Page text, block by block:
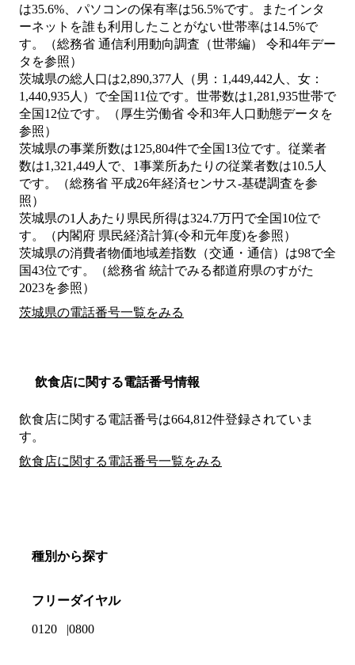
は35.6%、パソコンの保有率は56.5%です。またインタ
ーネットを誰も利用したことがない世帯率は14.5%で
す。（総務省 通信利用動向調査（世帯編） 令和4年デー
タを参照）
茨城県の総人口は2,890,377人（男：1,449,442人、女：
1,440,935人）で全国11位です。世帯数は1,281,935世帯で
全国12位です。（厚生労働省 令和3年人口動態データを
参照）
茨城県の事業所数は125,804件で全国13位です。従業者
数は1,321,449人で、1事業所あたりの従業者数は10.5人
です。（総務省 平成26年経済センサス‐基礎調査を参
照）
茨城県の1人あたり県民所得は324.7万円で全国10位で
す。（内閣府 県民経済計算(令和元年度)を参照）
茨城県の消費者物価地域差指数（交通・通信）は98で全
国43位です。（総務省 統計でみる都道府県のすがた
2023を参照）
茨城県の電話番号一覧をみる
飲食店に関する電話番号情報
飲食店に関する電話番号は664,812件登録されていま
す。
飲食店に関する電話番号一覧をみる
種別から探す
フリーダイヤル
0120 0800